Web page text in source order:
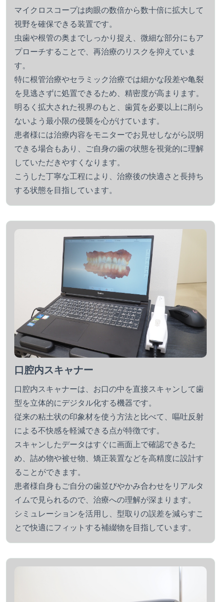
マイクロスコープは肉眼の数倍から数十倍に拡大して
視野を確保できる装置です。
虫歯や根管の奥までしっかり捉え、微細な部分にもア
プローチすることで、再治療のリスクを抑えていま
す。
特に根管治療やセラミック治療では細かな段差や亀裂
を見逃さずに処置できるため、精密度が高まります。
明るく拡大された視界のもと、歯質を必要以上に削ら
ないよう最小限の侵襲を心がけています。
患者様には治療内容をモニターでお見せしながら説明
できる場合もあり、ご自身の歯の状態を視覚的に理解
していただきやすくなります。
こうした丁寧な工程により、治療後の快適さと長持ち
する状態を目指しています。
口腔内スキャナー
口腔内スキャナーは、お口の中を直接スキャンして歯
型を立体的にデジタル化する機器です。
従来の粘土状の印象材を使う方法と比べて、嘔吐反射
による不快感を軽減できる点が特徴です。
スキャンしたデータはすぐに画面上で確認できるた
め、詰め物や被せ物、矯正装置などを高精度に設計す
ることができます。
患者様自身もご自分の歯並びやかみ合わせをリアルタ
イムで見られるので、治療への理解が深まります。
シミュレーションを活用し、型取りの誤差を減らすこ
とで快適にフィットする補綴物を目指しています。